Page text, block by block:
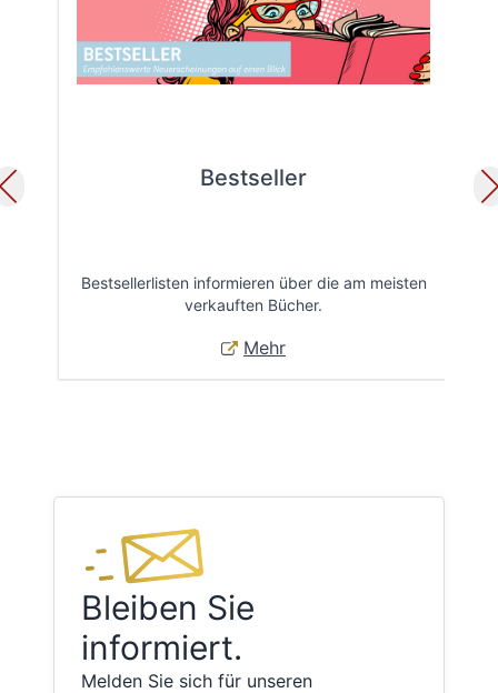
Bestseller
Bestsellerlisten informieren über die am meisten
verkauften Bücher.
Mehr
Bleiben Sie
informiert.
Melden Sie sich für unseren